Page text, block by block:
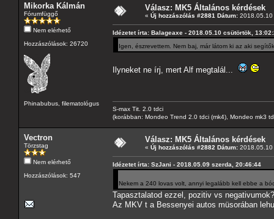
Mikorka Kálmán
Fórumfüggő
Nem elérhető
Hozzászólások: 26720
Phinabubus, filematológus
Válasz: MK5 Általános kérdések
« Új hozzászólás #2881 Dátum: 2018.05.10
Idézetet írta: Balageaxe - 2018.05.10 csütörtök,
Igen, észrevettem. Nem baj, már látom ki az aki
Ilyneket ne írj, mert Alf megtalál...
S-max Tit. 2.0 tdci
(korábban: Mondeo Trend 2.0 tdci (mk4), Mondeo mk3
Vectron
Törzstag
Nem elérhető
Hozzászólások: 547
Válasz: MK5 Általános kérdések
« Új hozzászólás #2882 Dátum: 2018.05.10
Idézetet írta: SzJani - 2018.05.09 szerda, 20:46:44
Nekem a 240 lovas volt, annyi legalább kell ebbe a
Tapasztalatod ezzel, pozitiv vs negativumok?
Az MKV t a Bessenyei autos müsorában